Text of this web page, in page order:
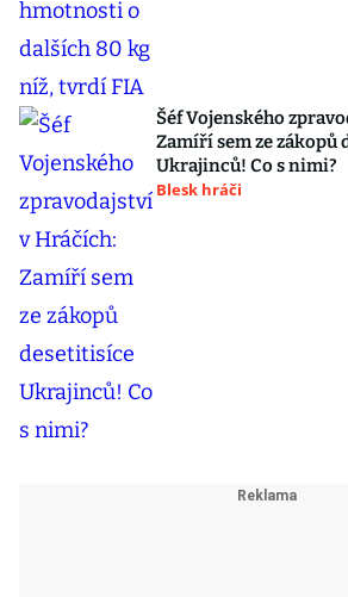
Šéf Vojenského
Zamíří sem ze zákopů
Ukrajinců! Co s nimi?
Blesk hráči